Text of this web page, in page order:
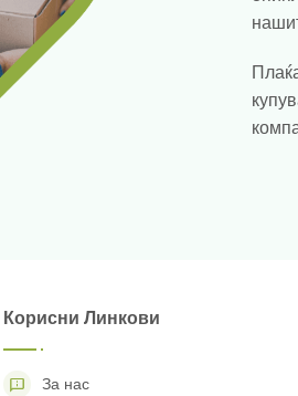
Корисни Линкови
За нас